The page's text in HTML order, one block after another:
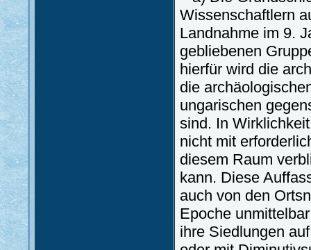
Wissenschaftlern
Landnahme im 9.
gebliebenen
hierfür wird die
die
ungarischen
sind. In
nicht mit
diesem Raum
kann. Diese
auch von den
Epoche
ihre Siedlungen